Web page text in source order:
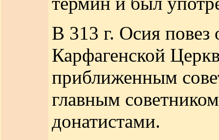
В 313 г. Осия повез
Карфагенской
приближенным
главным
донатистами.